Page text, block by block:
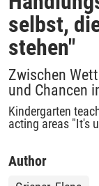
selbst,
stehen"
Zwischen
und Chancen
Kindergarten
acting areas "It's
Author